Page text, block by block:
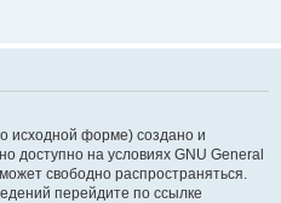
исходной форме) создано и
доступно на условиях GNU General
свободно распространяться.
перейдите по ссылке